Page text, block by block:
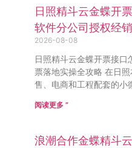
日照精斗云金蝶开
软件分公司授权经
2026-08-08
日照精斗云金蝶开票接口
票落地实操全攻略 在日
售、电商和工程配套的小
阅读更多 ”
浪潮合作金蝶精斗